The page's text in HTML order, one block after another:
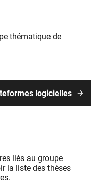
d’un stockage dans le
thématique de
logicielles
liés au groupe
la liste des thèses